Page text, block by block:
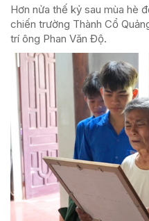
Hơn nửa thế kỷ sau mùa hè
chiến trường Thành Cổ
trí ông Phan Văn Độ.